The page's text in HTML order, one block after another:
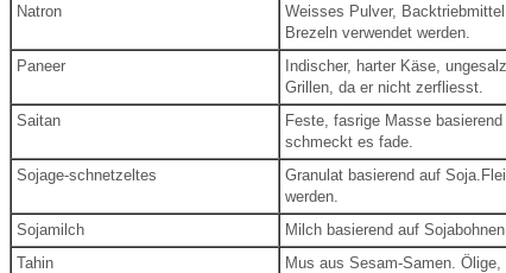
Natron Weisses Pulver, Backtriebmittel.
Brezeln verwendet werden.
Paneer Indischer, harter Käse,
Grillen, da er nicht zerfliesst.
Saitan Feste, fasrige Masse
schmeckt es fade.
Sojage-schnetzeltes Granulat basierend auf Soja.
werden.
Sojamilch Milch basierend auf Sojabohnen.
Tahin
Mus aus Sesam-Samen. Ölige,